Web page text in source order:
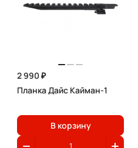
2 990 ₽
Планка Дайс Кайман-1
В корзину